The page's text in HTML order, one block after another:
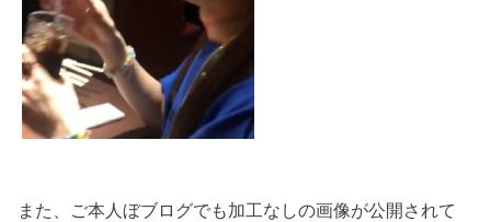
また、ご本人ぼブログでも加工なしの画像が公開されて